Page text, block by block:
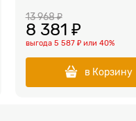
13 968 ₽
8 381 ₽
выгода 5 587 ₽или 40%
в Корзину